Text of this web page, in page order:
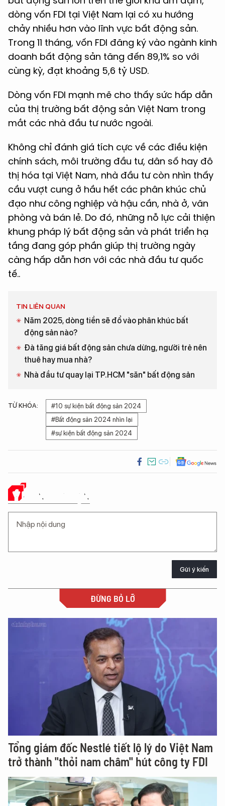
dòng vốn FDI tại Việt Nam lại có xu hướng
chảy nhiều hơn vào lĩnh vực bất động sản.
Trong 11 tháng, vốn FDI đăng ký vào ngành kinh
doanh bất động sản tăng đến 89,1% so với
cùng kỳ, đạt khoảng 5,6 tỷ USD.
Dòng vốn FDI mạnh mẽ cho thấy sức hấp dẫn
của thị trường bất động sản Việt Nam trong
mắt các nhà đầu tư nước ngoài.
Không chỉ đánh giá tích cực về các điều kiện
chính sách, môi trường đầu tư, dân số hay đô
thị hóa tại Việt Nam, nhà đầu tư còn nhìn thấy
cầu vượt cung ở hầu hết các phân khúc chủ
đạo như công nghiệp và hậu cần, nhà ở, văn
phòng và bán lẻ. Do đó, những nỗ lực cải thiện
khung pháp lý bất động sản và phát triển hạ
tầng đang góp phần giúp thị trường ngày
càng hấp dẫn hơn với các nhà đầu tư quốc
tế..
TIN LIÊN QUAN
Năm 2025, dòng tiền sẽ đổ vào phân khúc bất
động sản nào?
Đà tăng giá bất động sản chưa dừng, người trẻ nên
thuê hay mua nhà?
Nhà đầu tư quay lại TP.HCM "săn" bất động sản
TỪ KHÓA:
#10 sự kiện bất động sản 2024
#Bất động sản 2024 nhìn lại
#sự kiện bất động sản 2024
Ý KIẾN CỦA BẠN
Gửi ý kiến
ĐỪNG BỎ LỠ
Tổng giám đốc Nestlé tiết lộ lý do Việt Nam
trở thành "thỏi nam châm" hút công ty FDI